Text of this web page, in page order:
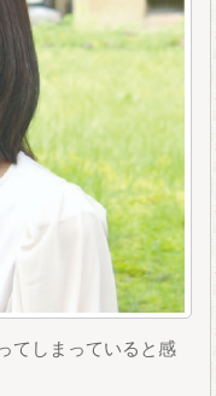
てしまっていると感